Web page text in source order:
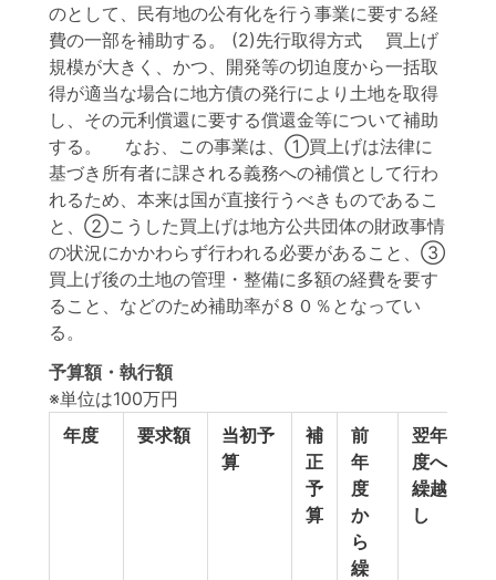
のとして、民有地の公有化を行う事業に要する経
費の一部を補助する。 (2)先行取得方式 買上げ
規模が大きく、かつ、開発等の切迫度から一括取
得が適当な場合に地方債の発行により土地を取得
し、その元利償還に要する償還金等について補助
する。 なお、この事業は、①買上げは法律に
基づき所有者に課される義務への補償として行わ
れるため、本来は国が直接行うべきものであるこ
と、②こうした買上げは地方公共団体の財政事情
の状況にかかわらず行われる必要があること、③
買上げ後の土地の管理・整備に多額の経費を要す
ること、などのため補助率が８０％となってい
る。
予算額・執行額
※単位は100万円
年度
要求額
当初予
算
補
正
予
算
前
年
度
か
ら
繰
翌年
度へ
繰越
し